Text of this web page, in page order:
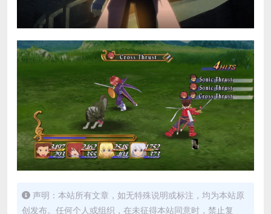
声明：本站所有文章，如无特殊说明或标注，均为本站原
创发布。任何个人或组织，在未征得本站同意时，禁止复